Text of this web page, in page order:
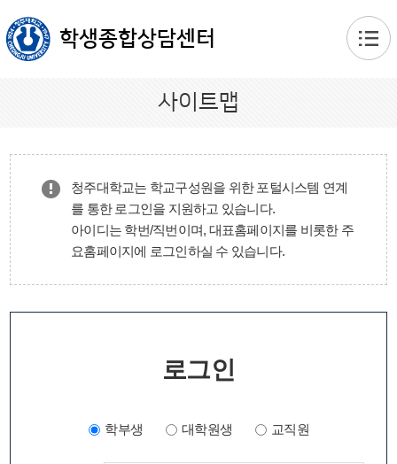
학생종합상담센터
사이트맵
청주대학교는 학교구성원을 위한 포털시스템 연계
를 통한 로그인을 지원하고 있습니다.
아이디는 학번/직번이며, 대표홈페이지를 비롯한 주
요홈페이지에 로그인하실 수 있습니다.
로그인
학부생 대학원생 교직원